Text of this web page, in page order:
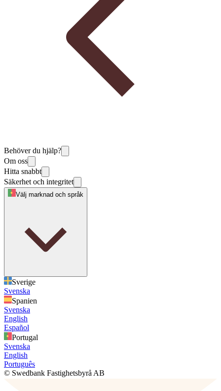
Behöver du hjälp?
Om oss
Hitta snabbt
Säkerhet och integritet
Välj marknad och språk
Sverige
Svenska
Spanien
Svenska
English
Español
Portugal
Svenska
English
Português
© Swedbank Fastighetsbyrå AB